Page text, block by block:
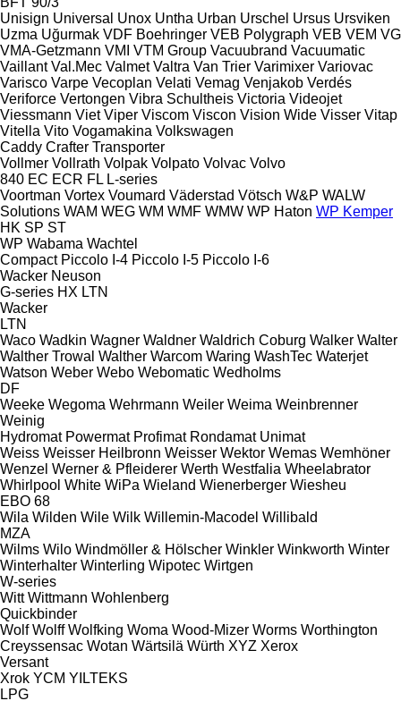
Unisign Universal Unox Untha Urban Urschel Ursus Ursviken
Uzma Uğurmak VDF Boehringer VEB Polygraph VEB VEM VG
VMA-Getzmann VMI VTM Group Vacuubrand Vacuumatic
Vaillant Val.Mec Valmet Valtra Van Trier Varimixer Variovac
Varisco Varpe Vecoplan Velati Vemag Venjakob Verdés
Veriforce Vertongen Vibra Schultheis Victoria Videojet
Viessmann Viet Viper Viscom Viscon Vision Wide Visser Vitap
Vitella Vito Vogamakina Volkswagen
Caddy Crafter Transporter
Vollmer Vollrath Volpak Volpato Volvac Volvo
840 EC ECR FL L-series
Voortman Vortex Voumard Väderstad Vötsch W&P WALW
Solutions WAM WEG WM WMF WMW WP Haton WP Kemper
HK SP ST
WP Wabama Wachtel
Compact Piccolo I-4 Piccolo I-5 Piccolo I-6
Wacker Neuson
G-series HX LTN
Wacker
LTN
Waco Wadkin Wagner Waldner Waldrich Coburg Walker Walter
Walther Trowal Walther Warcom Waring WashTec Waterjet
Watson Weber Webo Webomatic Wedholms
DF
Weeke Wegoma Wehrmann Weiler Weima Weinbrenner
Weinig
Hydromat Powermat Profimat Rondamat Unimat
Weiss Weisser Heilbronn Weisser Wektor Wemas Wemhöner
Wenzel Werner & Pfleiderer Werth Westfalia Wheelabrator
Whirlpool White WiPa Wieland Wienerberger Wiesheu
EBO 68
Wila Wilden Wile Wilk Willemin-Macodel Willibald
MZA
Wilms Wilo Windmöller & Hölscher Winkler Winkworth Winter
Winterhalter Winterling Wipotec Wirtgen
W-series
Witt Wittmann Wohlenberg
Quickbinder
Wolf Wolff Wolfking Woma Wood-Mizer Worms Worthington
Creyssensac Wotan Wärtsilä Würth XYZ Xerox
Versant
Xrok YCM YILTEKS
LPG